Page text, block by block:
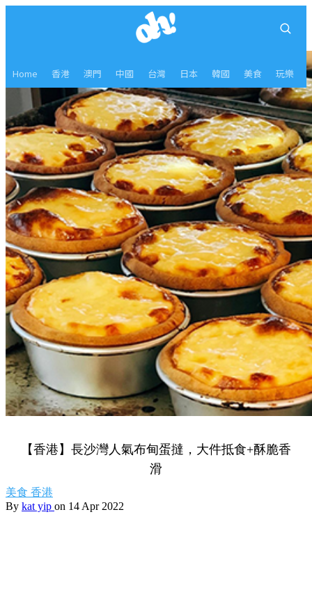
Home 香港 澳門 中國 台灣 日本 韓國 美食 玩樂
【香港】長沙灣人氣布甸蛋撻，大件抵食+酥脆香
滑
美食 香港
By kat yip on 14 Apr 2022